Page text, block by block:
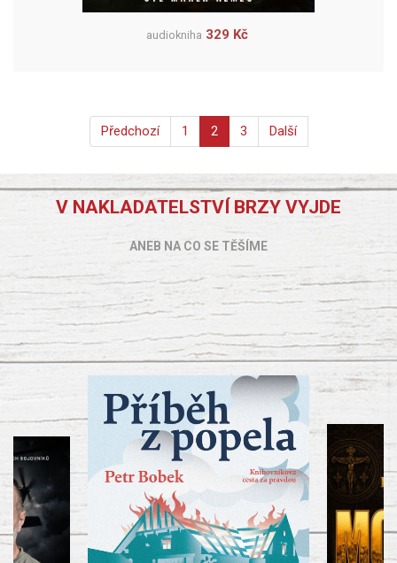
audiokniha 329 Kč
Předchozí 1 2 3 Další
V NAKLADATELSTVÍ BRZY VYJDE
ANEB NA CO SE TĚŠÍME